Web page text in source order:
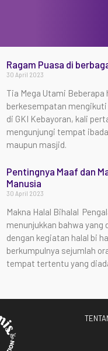
Ragam Puasa di
30 April 2023
Tia Mega Utami Beberapa
berkesempatan
di GKI Kebayoran, kali
mengunjungi tempat
maupun masjid.
Pentingnya Maaf dan
Manusia
30 April 2023
Makna Halal Bihalal
menunjukkan bahwa yang
dengan kegiatan halal bi
berkumpulnya sejumlah
tempat tertentu yang